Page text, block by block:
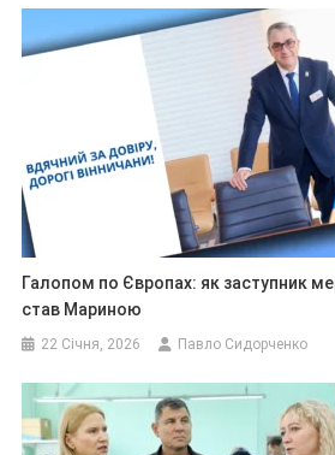
Галопом по Європах: як заступник
став Мариною
22 Січня, 2026 Павло Сидорченко